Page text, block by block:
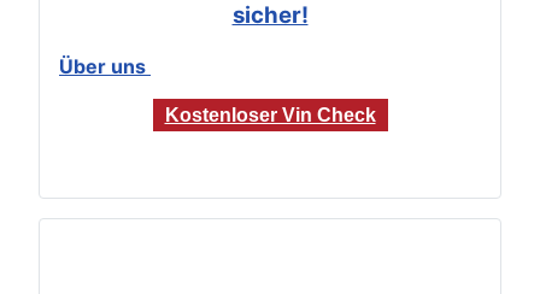
sicher!
Über uns
Kostenloser Vin Check